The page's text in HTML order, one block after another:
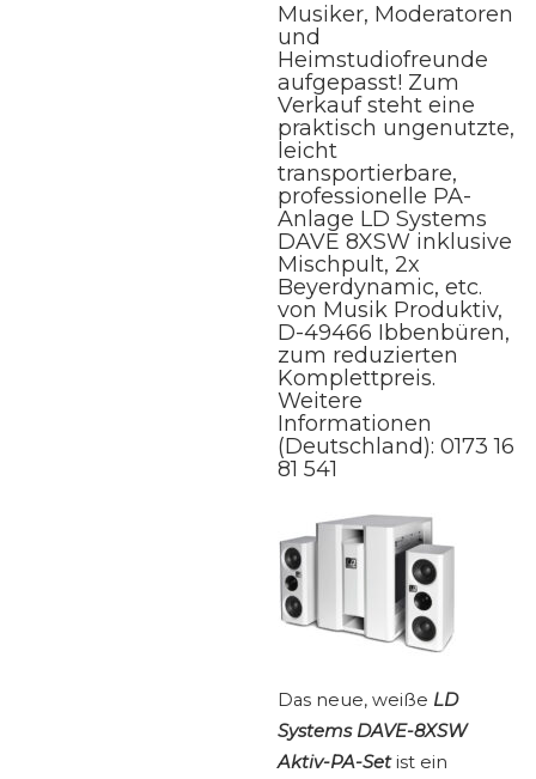
Musiker, Moderatoren
und
Heimstudiofreunde
aufgepasst! Zum
Verkauf steht eine
praktisch ungenutzte,
leicht
transportierbare,
professionelle PA-
Anlage LD Systems
DAVE 8XSW inklusive
Mischpult, 2x
Beyerdynamic, etc.
von Musik Produktiv,
D-49466 Ibbenbüren,
zum reduzierten
Komplettpreis.
Weitere
Informationen
(Deutschland): 0173 16
81 541
Das neue, weiße LD
Systems DAVE-8XSW
Aktiv-PA-Setist ein